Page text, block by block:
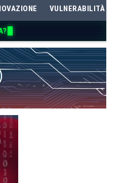
VULNERABILITÀ